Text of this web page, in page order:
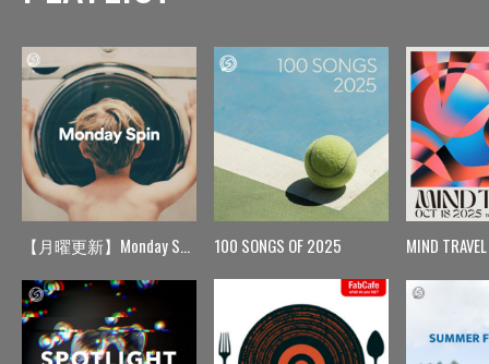
【月曜更新】Monday Spin 100 SONGS OF 2025 MIND TRAVEL